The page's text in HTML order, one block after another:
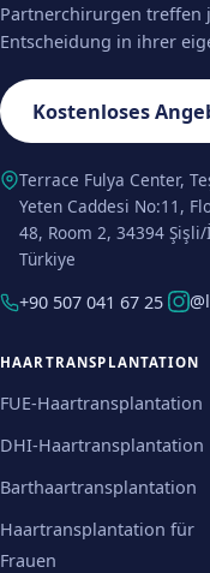
Partnerchirurgen treffen
Entscheidung in ihrer
Kostenloses
Terrace Fulya Center,
Yeten Caddesi No:11,
48, Room 2, 34394
Türkiye
+90 507 041 67 25
HAARTRANSPLANTATION
FUE-Haartransplantation
DHI-Haartransplantation
Barthaartransplantation
Haartransplantation für
Frauen